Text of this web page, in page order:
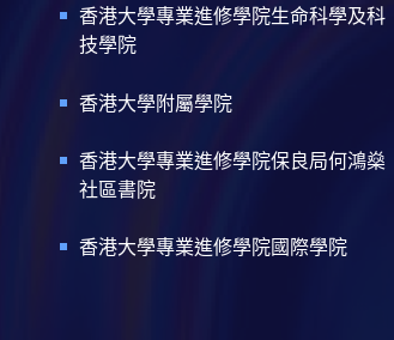
香港大學專業進修學院生命科學及科
技學院
香港大學附屬學院
香港大學專業進修學院保良局何鴻燊
社區書院
香港大學專業進修學院國際學院